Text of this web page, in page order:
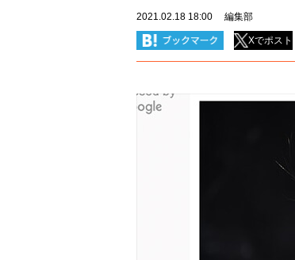
2021.02.18 18:00 編集部
Xでポスト